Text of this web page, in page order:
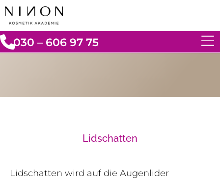
030 – 606 97 75
Lidschatten
Lidschatten wird auf die Augenlider